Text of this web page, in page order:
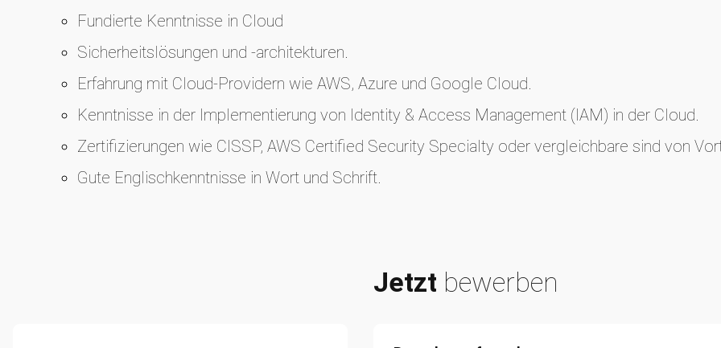
Fundierte Kenntnisse in Cloud
Sicherheitslösungen und -architekturen.
Erfahrung mit Cloud-Providern wie AWS, Azure und Google Cloud.
Kenntnisse in der Implementierung von Identity & Access Management (IAM) in der Cloud.
Zertifizierungen wie CISSP, AWS Certified Security Specialty oder vergleichbare sind von
Gute Englischkenntnisse in Wort und Schrift.
Jetzt bewerben